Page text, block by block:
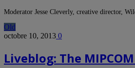
Moderator Jesse Cleverly, creative director,
Old
octobre 10, 2013 0
Liveblog: The